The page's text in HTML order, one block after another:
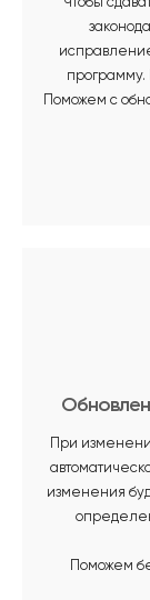
программу.
Поможем с
При
изменения
Поможем